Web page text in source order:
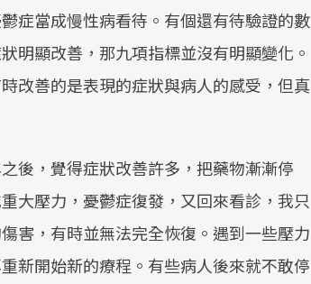
症當成慢性病看待。有個還有待驗證的數
明顯改善，那九項指標並沒有明顯變化。
改善的是表現的症狀與病人的感受，但真
後，覺得症狀改善許多，把藥物漸漸停
大壓力，憂鬱症復發，又回來看診，我只
害，有時並無法完全恢復。遇到一些壓力
新開始新的療程。有些病人後來就不敢停